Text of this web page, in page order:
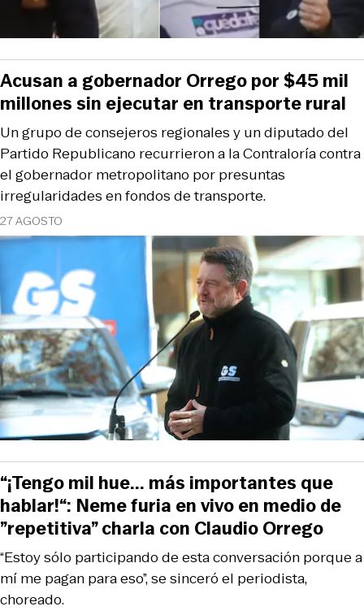
27 AGOSTO
Un grupo de consejeros regionales y un diputado del
Partido Republicano recurrieron a la Contraloría contra
el gobernador metropolitano por presuntas
irregularidades en fondos de transporte.
Acusan a gobernador Orrego por $45 mil
millones sin ejecutar en transporte rural
“Estoy sólo participando de esta conversación porque a
mí me pagan para eso”, se sinceró el periodista,
choreado.
“¡Tengo mil hue... más importantes que
hablar!“: Neme furia en vivo en medio de
”repetitiva” charla con Claudio Orrego